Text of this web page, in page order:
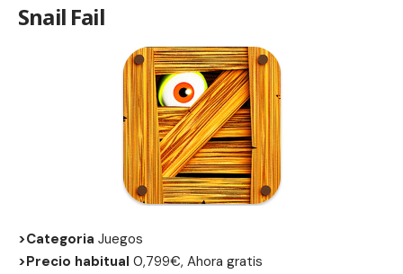
Snail Fail
>Categoria Juegos
>Precio habitual 0,799€, Ahora gratis